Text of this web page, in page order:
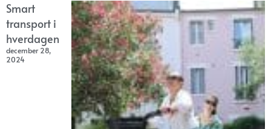
Smart
transport i
hverdagen
december 28,
2024